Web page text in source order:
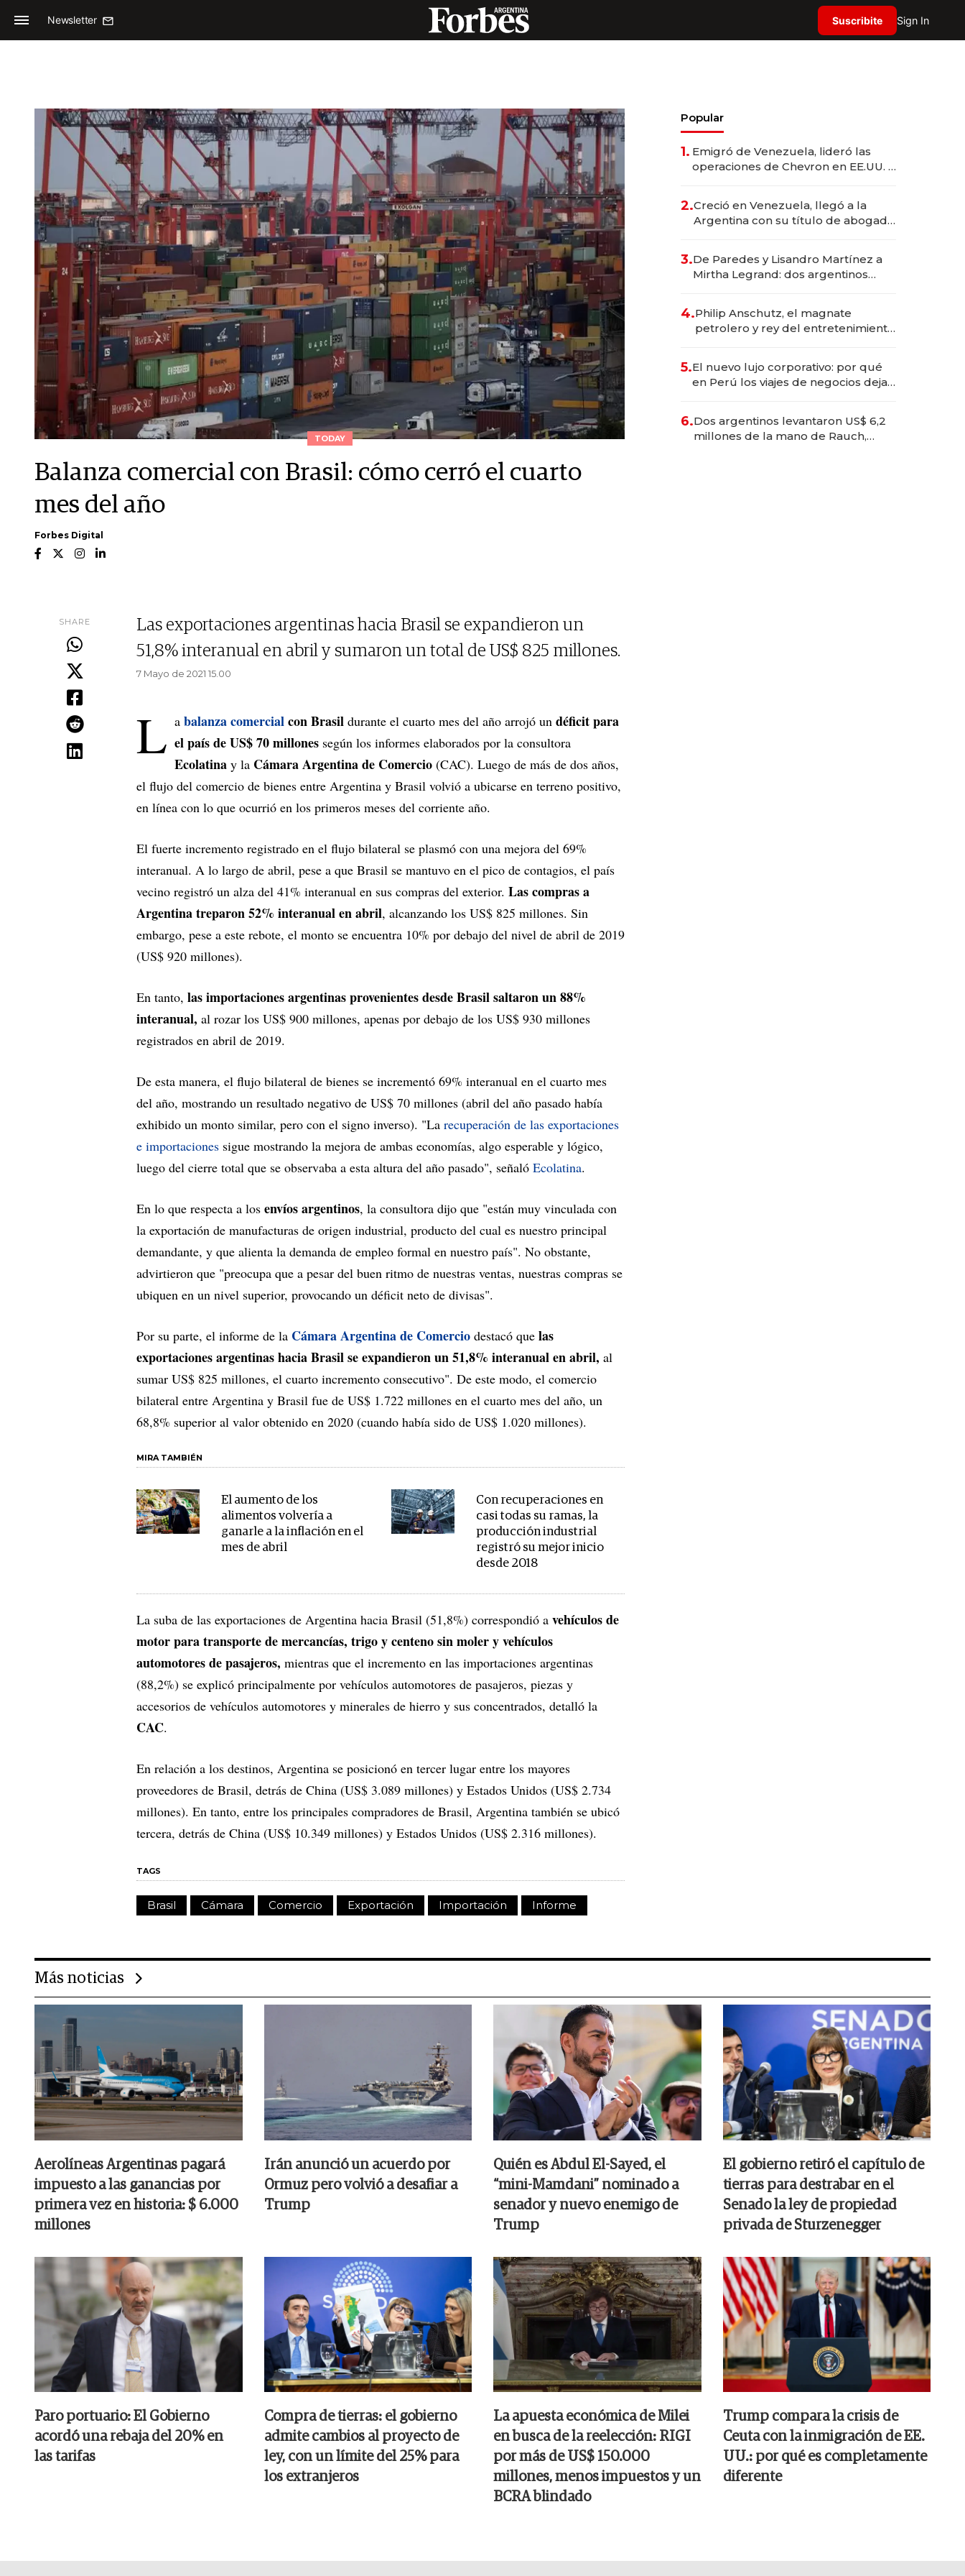
Newsletter Suscribite Sign In
TODAY
Balanza comercial con Brasil: cómo cerró el cuarto
mes del año
Forbes Digital
SHARE
Las exportaciones argentinas hacia Brasil se expandieron un
51,8% interanual en abril y sumaron un total de US$ 825 millones.
7 Mayo de 2021 15.00
L a balanza comercialcon Brasil durante el cuarto mes del año arrojó un déficit para
el país de US$ 70 millones según los informes elaborados por la consultora
Ecolatina y la Cámara Argentina de Comercio (CAC). Luego de más de dos años,
el flujo del comercio de bienes entre Argentina y Brasil volvió a ubicarse en terreno positivo,
en línea con lo que ocurrió en los primeros meses del corriente año.
El fuerte incremento registrado en el flujo bilateral se plasmó con una mejora del 69%
interanual. A lo largo de abril, pese a que Brasil se mantuvo en el pico de contagios, el país
vecino registró un alza del 41% interanual en sus compras del exterior. Las compras a
Argentina treparon 52% interanual en abril, alcanzando los US$ 825 millones. Sin
embargo, pese a este rebote, el monto se encuentra 10% por debajo del nivel de abril de 2019
(US$ 920 millones).
En tanto, las importaciones argentinas provenientes desde Brasil saltaron un 88%
interanual, al rozar los US$ 900 millones, apenas por debajo de los US$ 930 millones
registrados en abril de 2019.
De esta manera, el flujo bilateral de bienes se incrementó 69% interanual en el cuarto mes
del año, mostrando un resultado negativo de US$ 70 millones (abril del año pasado había
exhibido un monto similar, pero con el signo inverso). "La recuperación de las exportaciones
e importaciones sigue mostrando la mejora de ambas economías, algo esperable y lógico,
luego del cierre total que se observaba a esta altura del año pasado", señaló Ecolatina.
En lo que respecta a los envíos argentinos, la consultora dijo que "están muy vinculada con
la exportación de manufacturas de origen industrial, producto del cual es nuestro principal
demandante, y que alienta la demanda de empleo formal en nuestro país". No obstante,
advirtieron que "preocupa que a pesar del buen ritmo de nuestras ventas, nuestras compras se
ubiquen en un nivel superior, provocando un déficit neto de divisas".
Por su parte, el informe de la Cámara Argentina de Comercio destacó que las
exportaciones argentinas hacia Brasil se expandieron un 51,8% interanual en abril, al
sumar US$ 825 millones, el cuarto incremento consecutivo". De este modo, el comercio
bilateral entre Argentina y Brasil fue de US$ 1.722 millones en el cuarto mes del año, un
68,8% superior al valor obtenido en 2020 (cuando había sido de US$ 1.020 millones).
MIRA TAMBIÉN
El aumento de los
alimentos volvería a
ganarle a la inflación en el
mes de abril
Con recuperaciones en
casi todas su ramas, la
producción industrial
registró su mejor inicio
desde 2018
La suba de las exportaciones de Argentina hacia Brasil (51,8%) correspondió a vehículos de
motor para transporte de mercancías, trigo y centeno sin moler y vehículos
automotores de pasajeros, mientras que el incremento en las importaciones argentinas
(88,2%) se explicó principalmente por vehículos automotores de pasajeros, piezas y
accesorios de vehículos automotores y minerales de hierro y sus concentrados, detalló la
CAC.
En relación a los destinos, Argentina se posicionó en tercer lugar entre los mayores
proveedores de Brasil, detrás de China (US$ 3.089 millones) y Estados Unidos (US$ 2.734
millones). En tanto, entre los principales compradores de Brasil, Argentina también se ubicó
tercera, detrás de China (US$ 10.349 millones) y Estados Unidos (US$ 2.316 millones).
TAGS
Brasil Cámara Comercio Exportación Importación Informe
Popular
1. Emigró de Venezuela, lideró las
operaciones de Chevron en EE.UU. y
2.Creció en Venezuela, llegó a la
Argentina con su título de abogado
marcas "fast premium"
3.De Paredes y Lisandro Martínez a
Mirtha Legrand: dos argentinos
4.Philip Anschutz, el magnate
petrolero y rey del entretenimiento
5.El nuevo lujo corporativo: por qué
en Perú los viajes de negocios dejan
en experiencias transformadoras
6.Dos argentinos levantaron US$ 6,2
millones de la mano de Rauch,
Más noticias
Aerolíneas Argentinas pagará
impuesto a las ganancias por
primera vez en historia: $ 6.000
millones
Irán anunció un acuerdo por
Ormuz pero volvió a desafiar a
Trump
Quién es Abdul El-Sayed, el
“mini-Mamdani” nominado a
senador y nuevo enemigo de
Trump
El gobierno retiró el capítulo de
tierras para destrabar en el
Senado la ley de propiedad
privada de Sturzenegger
Paro portuario: El Gobierno
acordó una rebaja del 20% en
las tarifas
Compra de tierras: el gobierno
admite cambios al proyecto de
ley, con un límite del 25% para
los extranjeros
La apuesta económica de Milei
en busca de la reelección: RIGI
por más de US$ 150.000
millones, menos impuestos y un
BCRA blindado
Trump compara la crisis de
Ceuta con la inmigración de EE.
UU.: por qué es completamente
diferente